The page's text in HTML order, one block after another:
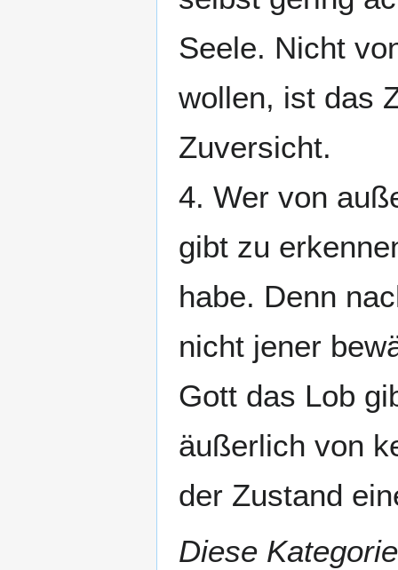
Seele. Nicht
wollen, ist das
Zuversicht.
4. Wer von
gibt zu
habe. Denn
nicht jener
Gott das Lob
äußerlich von
der Zustand
Diese